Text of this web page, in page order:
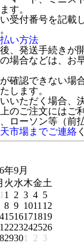
す。
受付番号を記載
い方法
、発送手続きが
場合などは、お
確認できない場
します。
いただく場合、
のご注文にはご
ローソン等（前
市場までご連絡
年9月
火水木金土
1 2 3 4 5
8 9 1011 12
1516171819
2223242526
29301 2 3